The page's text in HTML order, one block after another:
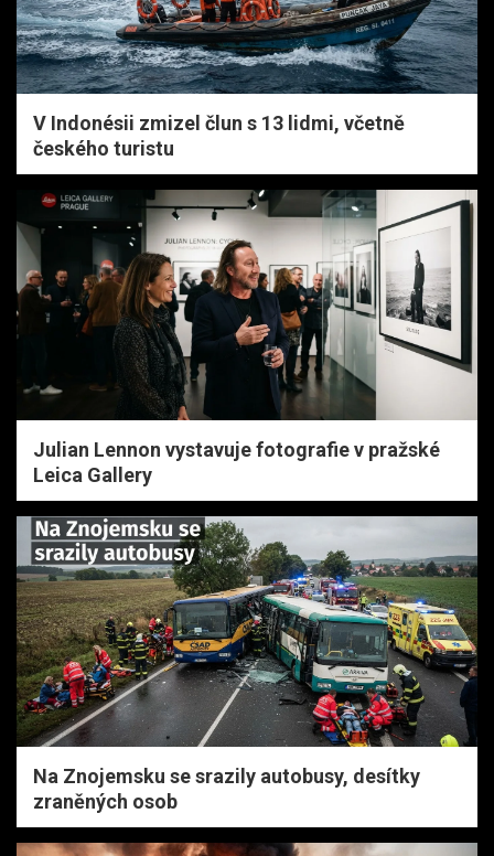
V Indonésii zmizel člun s 13 lidmi, včetně
českého turistu
Julian Lennon vystavuje fotografie v pražské
Leica Gallery
Na Znojemsku se srazily autobusy, desítky
zraněných osob